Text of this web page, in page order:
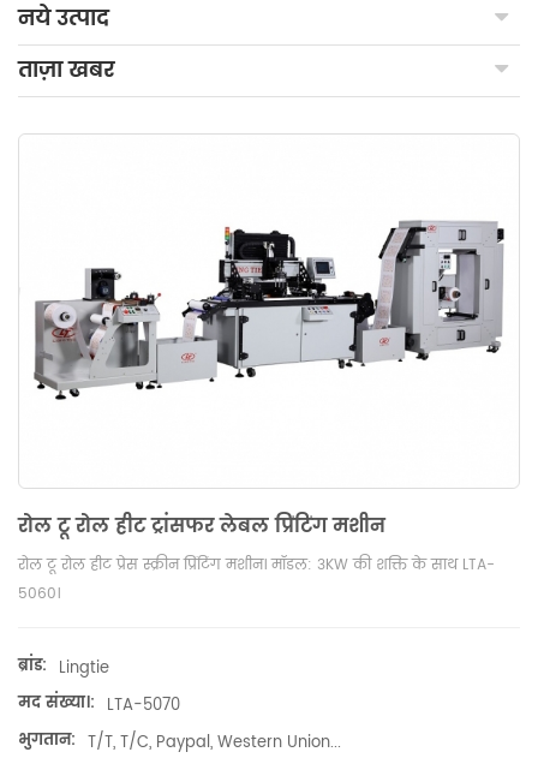
नये उत्पाद
ताज़ा खबर
रोल टू रोल हीट ट्रांसफर लेबल प्रिंटिंग मशीन
रोल टू रोल हीट प्रेस स्क्रीन प्रिंटिंग मशीन। मॉडल: 3KW की शक्ति के साथ LTA-
5060।
ब्रांड: Lingtie
मद संख्या।: LTA-5070
भुगतान: T/T, T/C, Paypal, Western Union...